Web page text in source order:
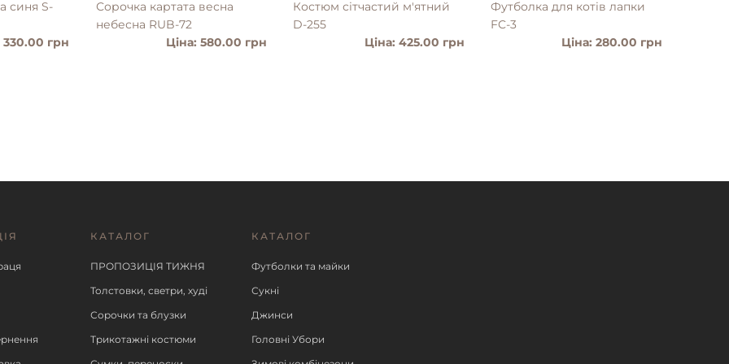
синя S-
330.00 грн
Сорочка картата весна
небесна RUB-72
Ціна: 580.00 грн
Костюм сітчастий м'ятний
D-255
Ціна: 425.00 грн
Футболка для котiв лапки
FC-3
Ціна: 280.00 грн
КАТАЛОГ
ПРОПОЗИЦІЯ ТИЖНЯ
Толстовки, светри, худі
Сорочки та блузки
Трикотажні костюми
КАТАЛОГ
Футболки та майки
Сукні
Джинси
Головні Убори